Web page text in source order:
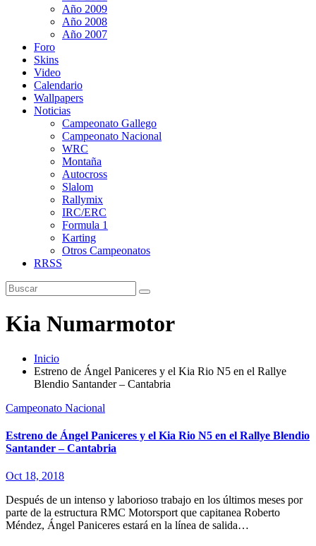
Año 2009
Año 2008
Año 2007
Foro
Skins
Video
Calendario
Wallpapers
Noticias
Campeonato Gallego
Campeonato Nacional
WRC
Montaña
Autocross
Slalom
Rallymix
IRC/ERC
Formula 1
Karting
Otros Campeonatos
RRSS
Kia Numarmotor
Inicio
Estreno de Ángel Paniceres y el Kia Rio N5 en el Rallye
Blendio Santander – Cantabria
Campeonato Nacional
Estreno de Ángel Paniceres y el Kia Rio N5 en el Rallye Blendio
Santander – Cantabria
Oct 18, 2018
Después de un intenso y laborioso trabajo en los últimos meses por
parte de la estructura RMC Motorsport que capitanea Roberto
Méndez, Ángel Paniceres estará en la línea de salida…